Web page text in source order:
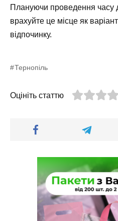
Плануючи проведення часу
врахуйте це місце як
відпочинку.
Тернопіль
Оцініть статтю